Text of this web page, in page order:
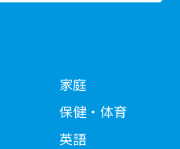
家庭
保健・体育
英語